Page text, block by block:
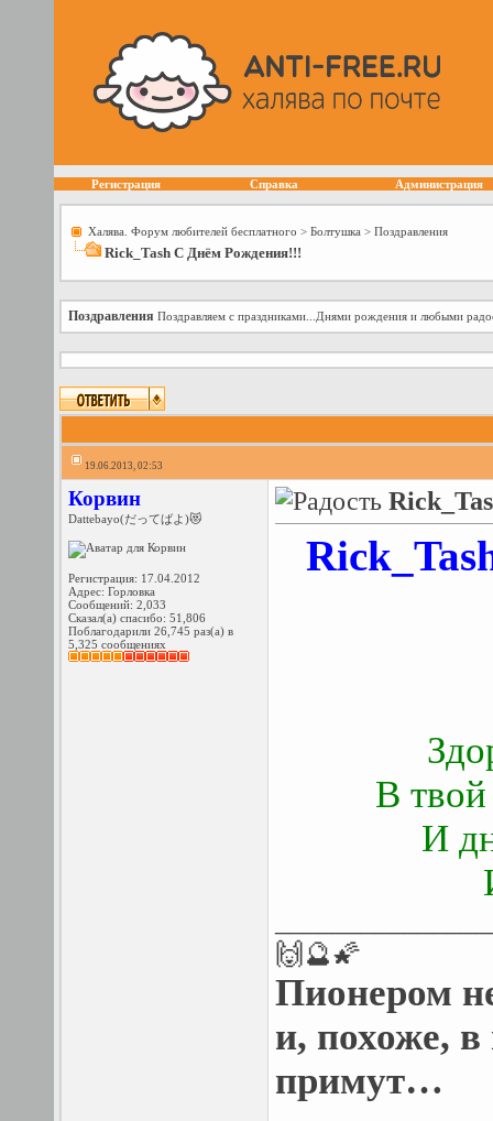
Регистрация Справка Администрация
Халява. Форум любителей бесплатного > Болтушка > Поздравления
Rick_Tash С Днём Рождения!!!
Поздравления Поздравляем с праздниками...Днями рождения и любыми
19.06.2013, 02:53
Корвин
Dattebayo(だってばよ)😻
Регистрация: 17.04.2012
Адрес: Горловка
Сообщений: 2,033
Сказал(а) спасибо: 51,806
Поблагодарили 26,745 раз(а) в
5,325 сообщениях
В
И
🙌🔮🌠
Пионером
и, похоже,
примут…